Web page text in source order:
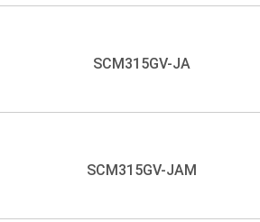
SCM315GV-JA
SCM315GV-JAM